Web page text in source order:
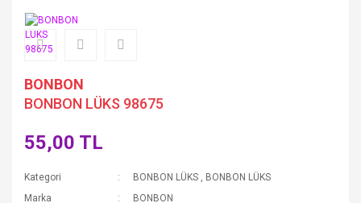
BONBON
BONBON LÜKS 98675
55,00 TL
Kategori BONBON LÜKS , BONBON LÜKS
Marka
BONBON